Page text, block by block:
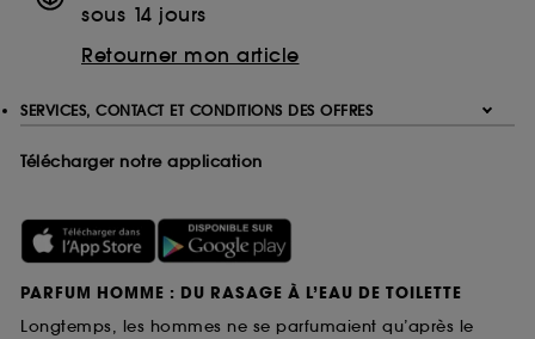
sous 14 jours
Retourner mon article
SERVICES, CONTACT ET CONDITIONS DES OFFRES
Télécharger notre application
PARFUM HOMME : DU RASAGE À L’EAU DE TOILETTE
Longtemps, les hommes ne se parfumaient qu’après le